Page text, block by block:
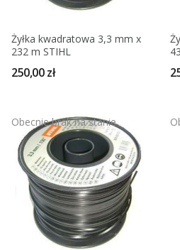
Żyłka kwadratowa 3,3 mm x
232 m STIHL
250,00 zł
Obecnie brak na stanie